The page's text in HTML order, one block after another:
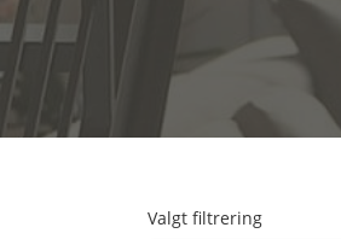
Valgt filtrering